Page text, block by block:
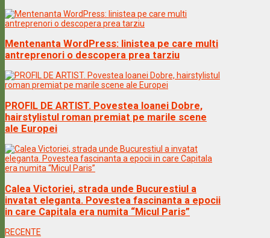
Mentenanta WordPress: linistea pe care multi
antreprenori o descopera prea tarziu
PROFIL DE ARTIST. Povestea Ioanei Dobre,
hairstylistul roman premiat pe marile scene
ale Europei
Calea Victoriei, strada unde Bucurestiul a
invatat eleganta. Povestea fascinanta a epocii
in care Capitala era numita “Micul Paris”
RECENTE